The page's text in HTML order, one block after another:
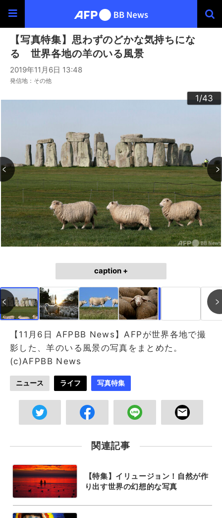
【写真特集】思わずのどかな気持ちにな
る 世界各地の羊のいる風景
2019年11月6日 13:48
発信地：その他
1/43
2/43
3/43
4/43
5/43
6/43
7/43
8/43
9/43
10/43
11/43
12/43
13/43
14/43
15/43
16/43
17/43
18/43
19/43
20/43
21/43
22/43
23/43
24/43
25/43
26/43
27/43
28/43
29/43
30/43
31/43
32/43
33/43
34/43
35/43
36/43
37/43
38/43
39/43
40/43
41/43
42/43
43/43
caption +
成中 画像作成中
【11月6日 AFPBB News】AFPが世界各地で撮
影した、羊のいる風景の写真をまとめた。
(c)AFPBB News
ニュース ライフ 写真特集
関連記事
【特集】イリュージョン！自然が作
り出す世界の幻想的な写真